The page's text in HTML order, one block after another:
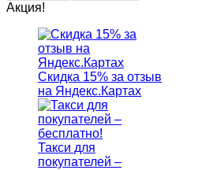
Акция!
Скидка 15% за отзыв
на Яндекс.Картах
Такси для
покупателей –